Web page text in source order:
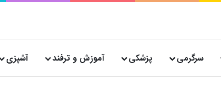
سرگرمی پزشکی آموزش و ترفند آشپزی